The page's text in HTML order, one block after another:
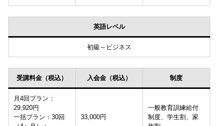
英語レベル
初級～ビジネス
受講料金（税込） 入会金（税込） 制度
月4回プラン：
29,920円
一括プラン：30回
33,000円
一般教育訓練給付
制度、学生割、家